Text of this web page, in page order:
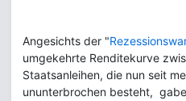
Angesichts der "
umgekehrte Renditekurve
Staatsanleihen, die nun seit
ununterbrochen besteht,